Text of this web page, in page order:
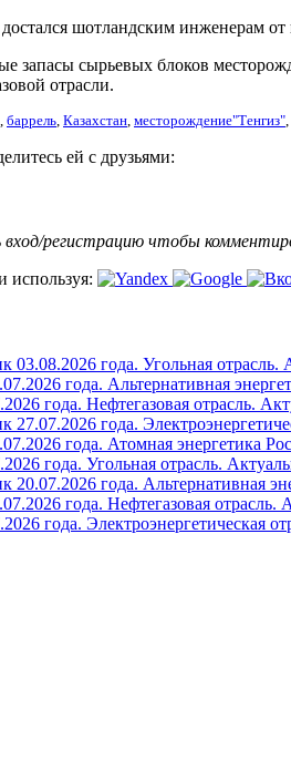
шотландским инженерам
запасы сырьевых блоков
отрасли.
, баррель, Казахстан, месторождение"Тенгиз",
ей с друзьями:
регистрацию чтобы
используя:
03.08.2026 года. Угольная отрасль.
года. Альтернативная
года. Нефтегазовая отрасль.
27.07.2026 года.
года. Атомная энергетика
года. Угольная отрасль.
20.07.2026 года. Альтернативная
года. Нефтегазовая отрасль.
года. Электроэнергетическая